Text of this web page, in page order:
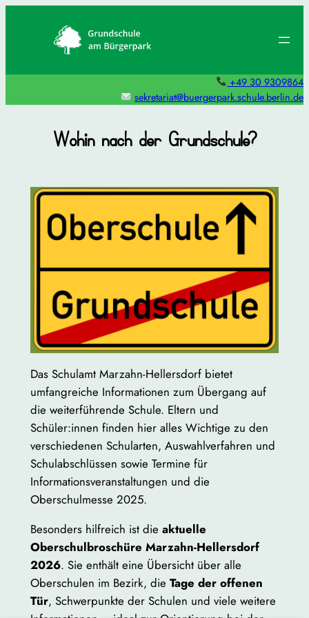
+49 30 9309864
sekretariat@buergerpark.schule.berlin.de
Wohin nach der Grundschule?
Das Schulamt Marzahn-Hellersdorf bietet
umfangreiche Informationen zum Übergang auf
die weiterführende Schule. Eltern und
Schüler:innen finden hier alles Wichtige zu den
verschiedenen Schularten, Auswahlverfahren und
Schulabschlüssen sowie Termine für
Informationsveranstaltungen und die
Oberschulmesse 2025.
Besonders hilfreich ist die aktuelle
Oberschulbroschüre Marzahn-Hellersdorf
2026. Sie enthält eine Übersicht über alle
Oberschulen im Bezirk, die Tage der offenen
Tür, Schwerpunkte der Schulen und viele weitere